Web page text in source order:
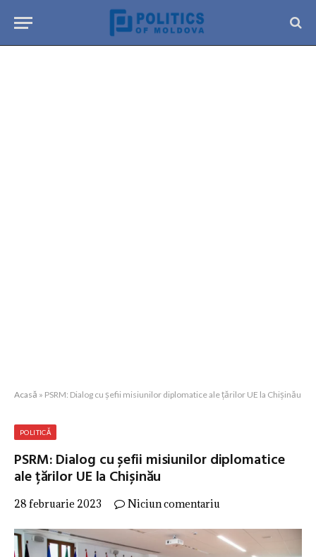
Acasă » PSRM: Dialog cu șefii misiunilor diplomatice ale țărilor UE la Chișinău
POLITICĂ
PSRM: Dialog cu șefii misiunilor diplomatice
ale țărilor UE la Chișinău
28 februarie 2023 Niciun comentariu